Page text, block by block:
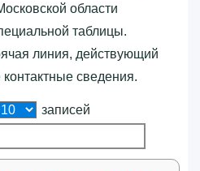
области
таблицы.
линия, действующий
сведения.
записей